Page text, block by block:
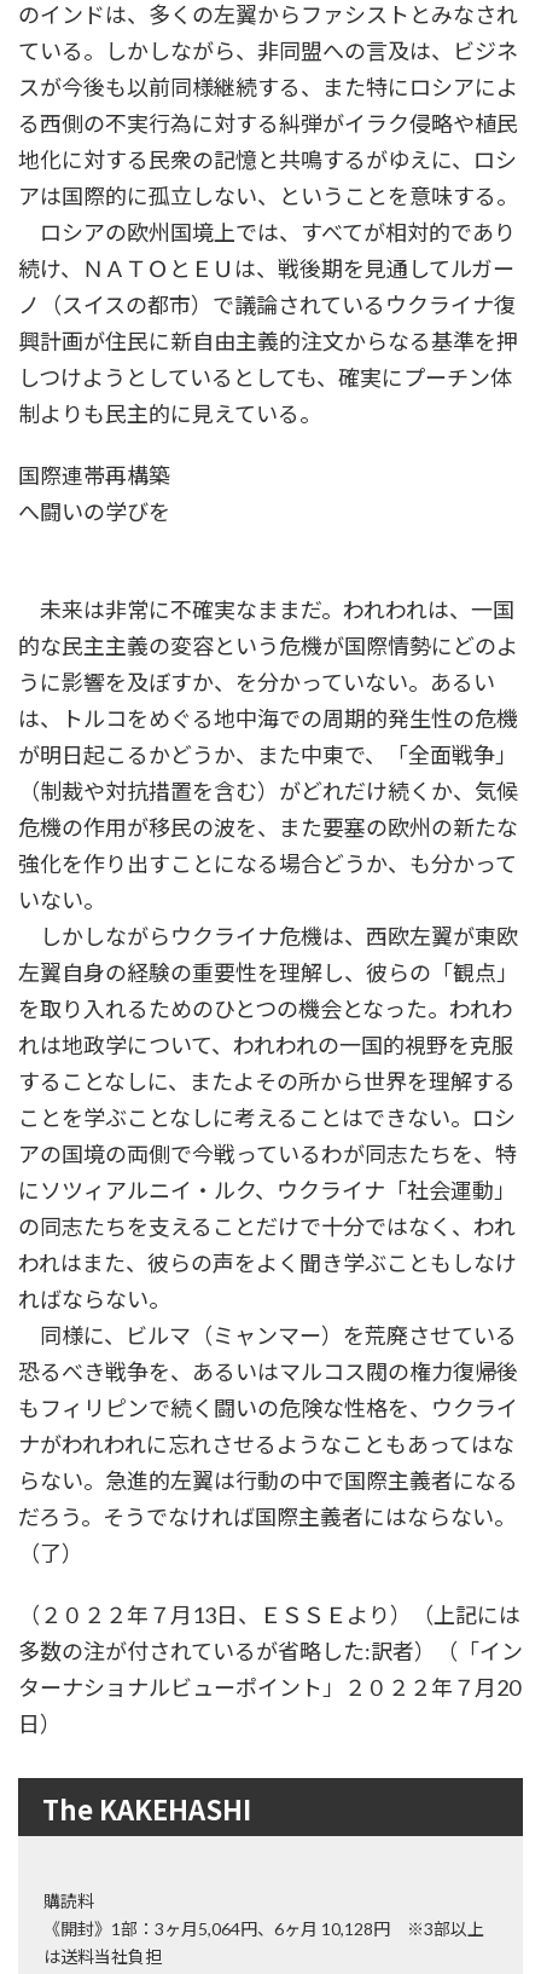
のインドは、多くの左翼からファシストとみなされ
ている。しかしながら、非同盟への言及は、ビジネ
スが今後も以前同様継続する、また特にロシアによ
る西側の不実行為に対する糾弾がイラク侵略や植民
地化に対する民衆の記憶と共鳴するがゆえに、ロシ
アは国際的に孤立しない、ということを意味する。
ロシアの欧州国境上では、すべてが相対的であり
続け、ＮＡＴＯとＥＵは、戦後期を見通してルガー
ノ（スイスの都市）で議論されているウクライナ復
興計画が住民に新自由主義的注文からなる基準を押
しつけようとしているとしても、確実にプーチン体
制よりも民主的に見えている。
国際連帯再構築
へ闘いの学びを
未来は非常に不確実なままだ。われわれは、一国
的な民主主義の変容という危機が国際情勢にどのよ
うに影響を及ぼすか、を分かっていない。あるい
は、トルコをめぐる地中海での周期的発生性の危機
が明日起こるかどうか、また中東で、「全面戦争」
（制裁や対抗措置を含む）がどれだけ続くか、気候
危機の作用が移民の波を、また要塞の欧州の新たな
強化を作り出すことになる場合どうか、も分かって
いない。
しかしながらウクライナ危機は、西欧左翼が東欧
左翼自身の経験の重要性を理解し、彼らの「観点」
を取り入れるためのひとつの機会となった。われわ
れは地政学について、われわれの一国的視野を克服
することなしに、またよその所から世界を理解する
ことを学ぶことなしに考えることはできない。ロシ
アの国境の両側で今戦っているわが同志たちを、特
にソツィアルニイ・ルク、ウクライナ「社会運動」
の同志たちを支えることだけで十分ではなく、われ
われはまた、彼らの声をよく聞き学ぶこともしなけ
ればならない。
同様に、ビルマ（ミャンマー）を荒廃させている
恐るべき戦争を、あるいはマルコス閥の権力復帰後
もフィリピンで続く闘いの危険な性格を、ウクライ
ナがわれわれに忘れさせるようなこともあってはな
らない。急進的左翼は行動の中で国際主義者になる
だろう。そうでなければ国際主義者にはならない。
（了）
（２０２２年７月13日、ＥＳＳＥより）（上記には
多数の注が付されているが省略した:訳者）（「イン
ターナショナルビューポイント」２０２２年７月20
日）
The KAKEHASHI
購読料
《開封》1部：3ヶ月5,064円、6ヶ月 10,128円 ※3部以上
は送料当社負担